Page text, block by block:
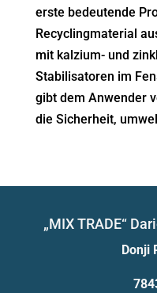
erste bedeutende
Recyclingmaterial
mit kalzium- und
Stabilisatoren im
gibt dem Anwender
die Sicherheit,
„MIX TRADE“
Donji